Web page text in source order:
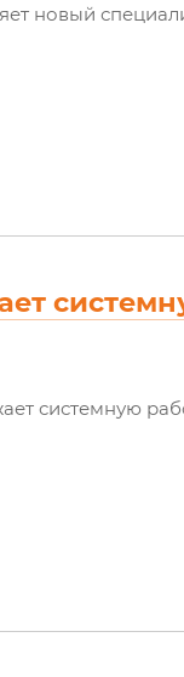
новый
системную